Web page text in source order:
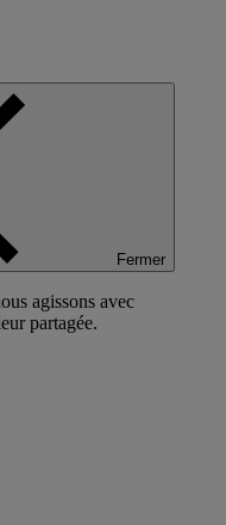
Fermer
agissons avec
partagée.